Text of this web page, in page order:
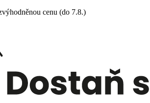
cenu (do 7.8.)